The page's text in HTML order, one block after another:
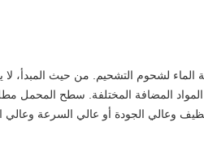
الماء لشحوم التشحيم. من حيث
المضافة المختلفة. سطح المحمل
وعالي الجودة أو عالي السرعة وعالي